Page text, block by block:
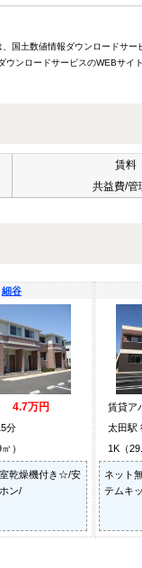
国土数値情報ダウンロードサ
ンロードサービスのWEBサ
賃料
共益費/管
細谷
4.7万円
分
）
乾燥機付き☆/安
ン/
賃貸ア
太田駅
1K（
ネット
テムキ